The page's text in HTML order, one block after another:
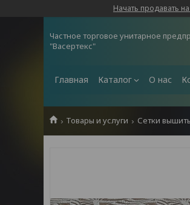
Начать продавать
Частное торговое унитарное
"Васертекс"
Главная Каталог О нас
Товары и услуги Сетки